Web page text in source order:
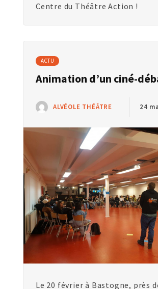
Centre du Théâtre Action !
ACTU
Animation d’un ciné-
ALVÉOLE THÉÂTRE 24
Le 20 février à Bastogne, près